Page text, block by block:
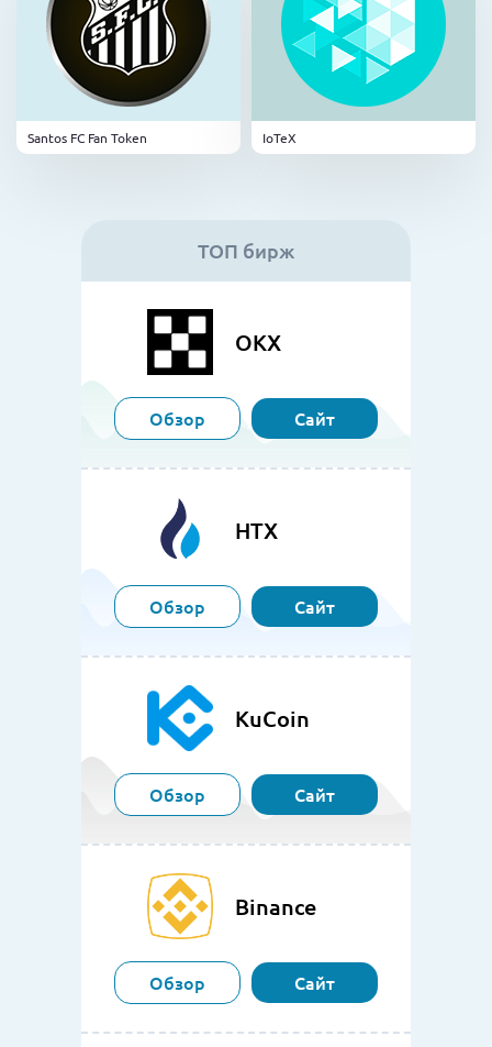
Santos FC Fan Token IoTeX
ТОП бирж
OKX
Обзор Сайт
HTX
Обзор Сайт
KuCoin
Обзор Сайт
Binance
Обзор Сайт